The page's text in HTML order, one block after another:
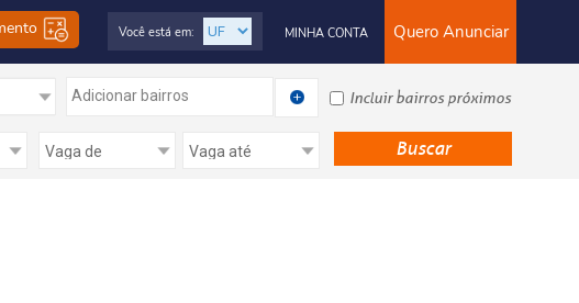
Quero Anunciar
MINHA CONTA
Você está em:
Adicionar bairros Incluir bairros próximos